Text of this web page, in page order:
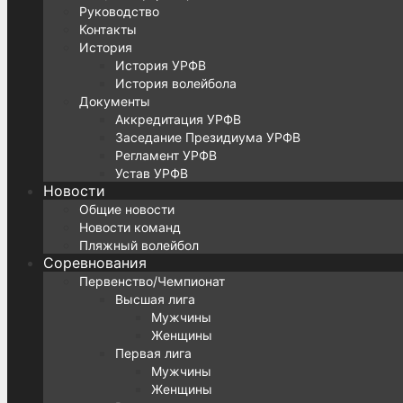
Руководство
Контакты
История
История УРФВ
История волейбола
Документы
Аккредитация УРФВ
Заседание Президиума УРФВ
Регламент УРФВ
Устав УРФВ
Новости
Общие новости
Новости команд
Пляжный волейбол
Соревнования
Первенство/Чемпионат
Высшая лига
Мужчины
Женщины
Первая лига
Мужчины
Женщины